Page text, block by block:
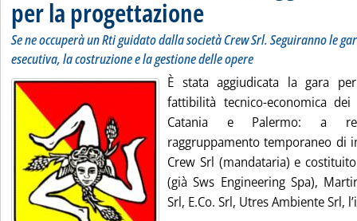
per la progettazione
Se ne occuperà un Rti guidato dalla società Crew Srl. Seguiranno le
esecutiva, la costruzione e la gestione delle opere
È stata aggiudicata la gara
fattibilità tecnico-economica
Catania e Palermo: a
raggruppamento temporaneo di
Crew Srl (mandataria) e
(già Sws Engineering Spa),
Srl, E.Co. Srl, Utres Ambiente Srl,